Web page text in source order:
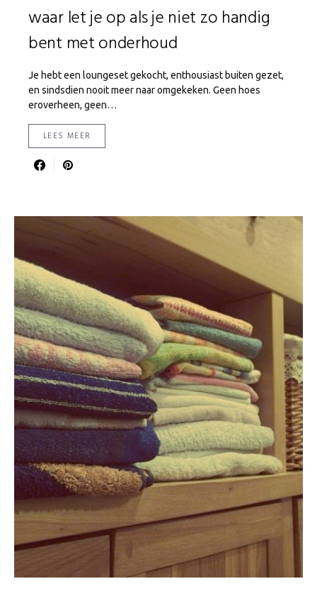
waar let je op als je niet zo handig
bent met onderhoud
Je hebt een loungeset gekocht, enthousiast buiten gezet,
en sindsdien nooit meer naar omgekeken. Geen hoes
eroverheen, geen…
LEES MEER